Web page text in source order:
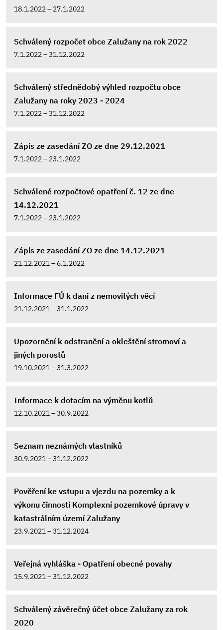
18.1.2022 – 27.1.2022
Schválený rozpočet obce Zalužany na rok 2022
7.1.2022 – 31.12.2022
Schválený střednědobý výhled rozpočtu obce
Zalužany na roky 2023 - 2024
7.1.2022 – 31.12.2022
Zápis ze zasedání ZO ze dne 29.12.2021
7.1.2022 – 23.1.2022
Schválené rozpočtové opatření č. 12 ze dne
14.12.2021
7.1.2022 – 23.1.2022
Zápis ze zasedání ZO ze dne 14.12.2021
21.12.2021 – 6.1.2022
Informace FÚ k dani z nemovitých věcí
21.12.2021 – 31.1.2022
Upozornění k odstranění a okleštění stromoví a
jiných porostů
19.10.2021 – 31.3.2022
Informace k dotacím na výměnu kotlů
12.10.2021 – 30.9.2022
Seznam neznámých vlastníků
30.9.2021 – 31.12.2022
Pověření ke vstupu a vjezdu na pozemky a k
výkonu činnosti Komplexní pozemkové úpravy v
katastrálním území Zalužany
23.9.2021 – 31.12.2024
Veřejná vyhláška - Opatření obecné povahy
15.9.2021 – 31.12.2022
Schválený závěrečný účet obce Zalužany za rok
2020